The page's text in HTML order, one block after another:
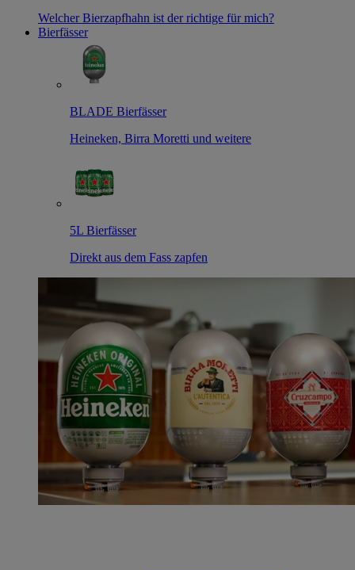
Welcher Bierzapfhahn ist der richtige für mich?
Bierfässer
BLADE Bierfässer
Heineken, Birra Moretti und weitere
5L Bierfässer
Direkt aus dem Fass zapfen